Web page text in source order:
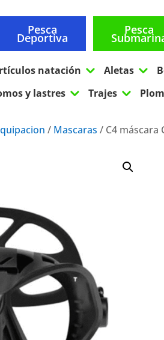
Pesca
Deportiva
Pesca
natación 3 Aletas 3
y lastres 3 Trajes 3
/ Mascaras / C4 máscara